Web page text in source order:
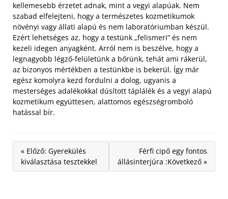
kellemesebb érzetet adnak, mint a vegyi alapúak. Nem
szabad elfelejteni, hogy a természetes kozmetikumok
növényi vagy állati alapú és nem laboratóriumban készül.
Ezért lehetséges az, hogy a testünk „felismeri” és nem
kezeli idegen anyagként. Arról nem is beszélve, hogy a
legnagyobb légző-felületünk a bőrünk, tehát ami rákerül,
az bizonyos mértékben a testünkbe is bekerül. Így már
egész komolyra kezd fordulni a dolog, ugyanis a
mesterséges adalékokkal dúsított táplálék és a vegyi alapú
kozmetikum együttesen, alattomos egészségromboló
hatással bír.
« Előző: Gyerekülés
kiválasztása tesztekkel
Férfi cipő egy fontos
állásinterjúra :Következő »